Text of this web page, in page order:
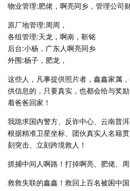
物业管理:肥佬，啊亮同乡，管理公司
原厂地管理:周周，
各组管理:天龙，啊南，靳铭
后台:小杨，广东人啊亮同乡
外围:杨子，肥龙，
这些人，凡事提供照片者，鑫鑫家属
供信息的，只要真实，也都会给与奖
着爸爸回家！
我跪求国内警方、反诈中心、云南普
根据精准卫星坐标、团伙真实人名籍
刻突击、立刻跨境救人！
抓捕中间人啊路！打掉啊亮、肥佬、
救救失联的鑫鑫！救回上百名被困中